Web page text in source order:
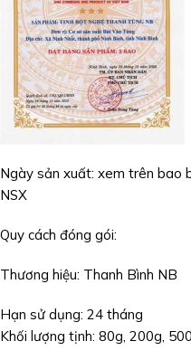
Ngày sản xuất: xem trên bao
NSX
Quy cách đóng gói:
Thương hiệu: Thanh Bình NB
Hạn sử dụng: 24 tháng
Khối lượng tịnh: 80g, 200g,